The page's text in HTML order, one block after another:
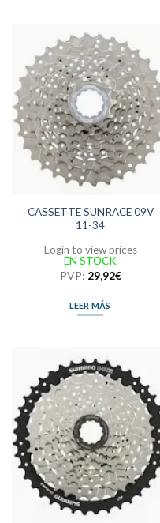
CASSETTE SUNRACE 09V
11-34
Login to view prices
EN STOCK
PVP: 29,92€
LEER MÁS